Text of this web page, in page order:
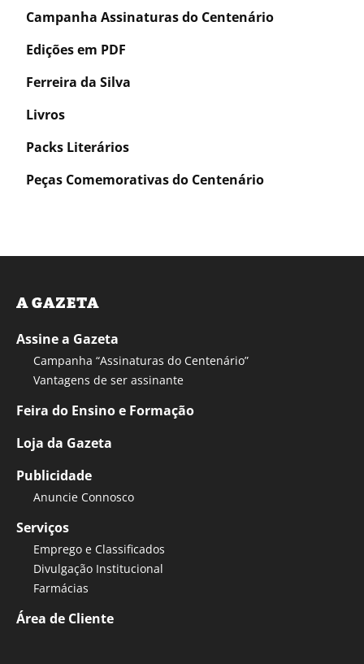
Campanha Assinaturas do Centenário
Edições em PDF
Ferreira da Silva
Livros
Packs Literários
Peças Comemorativas do Centenário
A GAZETA
Assine a Gazeta
Campanha “Assinaturas do Centenário”
Vantagens de ser assinante
Feira do Ensino e Formação
Loja da Gazeta
Publicidade
Anuncie Connosco
Serviços
Emprego e Classificados
Divulgação Institucional
Farmácias
Área de Cliente